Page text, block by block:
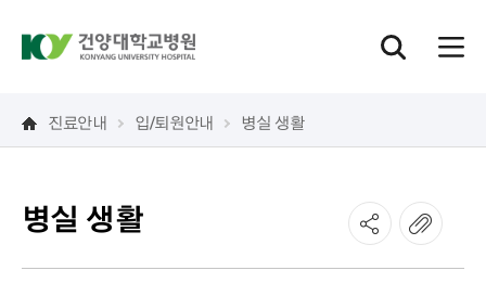
진료안내 입/퇴원안내 병실 생활
병실 생활